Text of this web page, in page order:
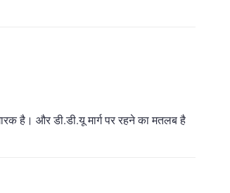
है। और डी.डी.यू मार्ग पर रहने का मतलब है